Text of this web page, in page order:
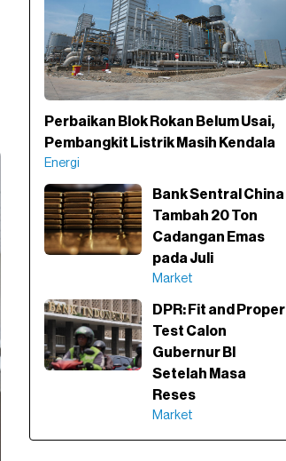
Perbaikan Blok Rokan Belum Usai,
Pembangkit Listrik Masih Kendala
Energi
Bank Sentral China
Tambah 20 Ton
Cadangan Emas
pada Juli
Market
DPR: Fit and Proper
Test Calon
Gubernur BI
Setelah Masa
Reses
Market